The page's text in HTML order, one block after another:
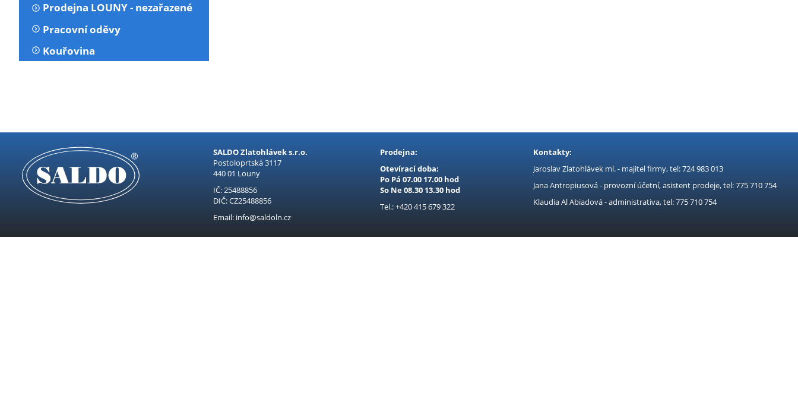
Prodejna LOUNY - nezařazené
Pracovní oděvy
Kouřovina
SALDO Zlatohlávek s.r.o.
Postoloprtská 3117
440 01 Louny
IČ: 25488856
DIČ: CZ25488856
Email: info@saldoln.cz
Prodejna:
Otevírací doba:
Po Pá 07.00 17.00 hod
So Ne 08.30 13.30 hod
Tel.: +420 415 679 322
Kontakty:
Jaroslav Zlatohlávek ml. - majitel firmy, tel: 724 983 013
Jana Antropiusová - provozní účetní, asistent prodeje, tel: 775 710 754
Klaudia Al Abiadová - administrativa, tel: 775 710 754